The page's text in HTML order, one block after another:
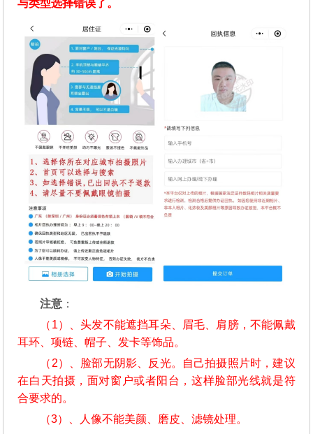
与类型选择错误了。
注意 ：
（1）、头发不能遮挡耳朵、眉毛、肩膀，不能佩戴
耳环、项链、帽子、发卡等饰品。
（2）、脸部无阴影、反光。自己拍摄照片时，建议
在白天拍摄，面对窗户或者阳台，这样脸部光线就是符
合要求的。
（3）、人像不能美颜、磨皮、滤镜处理。